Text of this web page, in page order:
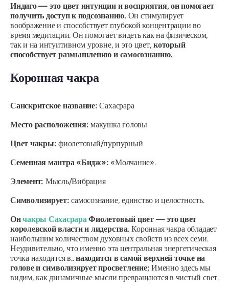
Индиго — это цвет интуиции и восприятия, он помогает
получить доступ к подсознанию. Он стимулирует
воображение и способствует глубокой концентрации во
время медитации. Он помогает видеть как на физическом,
так и на интуитивном уровне, и это цвет,который
способствует размышлению и самосознанию.
Коронная чакра
Санскритское название: Сахасрара
Место расположения: макушка головы
Цвет чакры: фиолетовый/пурпурный
Семенная мантра «Бидж»: «Молчание».
Элемент: Мысль/Вибрация
Символизирует:самосознание, единство и целостность.
Ончакры СахасрараФиолетовый цвет — это цвет
королевской власти и лидерства. Коронная чакра обладает
наибольшим количеством духовных свойств из всех семи.
Неудивительно, что именно эта центральная энергетическая
точка находится в..находится в самой верхней точке на
голове и символизирует просветление; Именно здесь мы
видим, как динамичные мысли превращаются в чистый свет.